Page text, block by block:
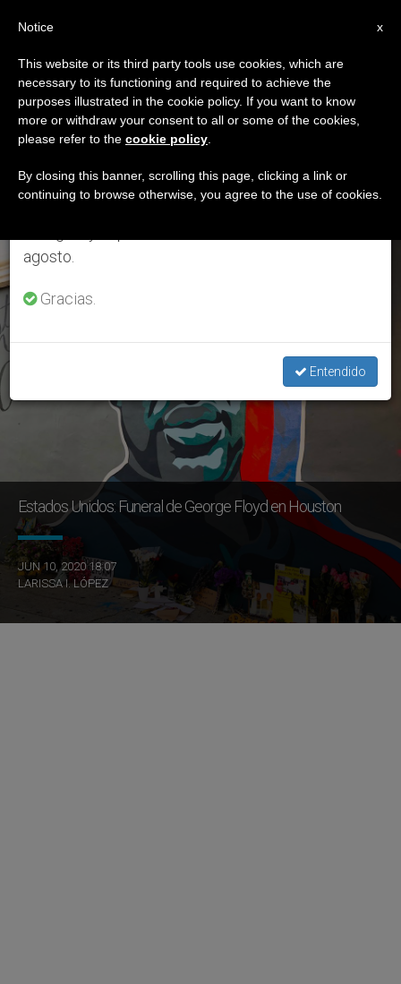
ETIQUETA
Posts Tagged
‘Houston’
ÚLTIMAS NOTICIAS
Estados Unidos: Funeral de George Floyd en Houston
JUN 10, 2020 18:07
LARISSA I. LÓPEZ
×
Aviso importante
Del 27 de julio al 7 de agosto haremos la pausa
anual, aprovechando que en el periodo de verano
se generan menos informaciones y también el
agosto.
Gracias.
Entendido
x
Notice
This website or its third party tools use cookies, which are
necessary to its functioning and required to achieve the
purposes illustrated in the cookie policy. If you want to know
more or withdraw your consent to all or some of the cookies,
please refer to the cookie policy
By closing this banner, scrolling this page, clicking a link or
continuing to browse otherwise, you agree to the use of cookies.